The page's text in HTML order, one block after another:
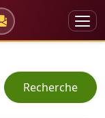
Recherche